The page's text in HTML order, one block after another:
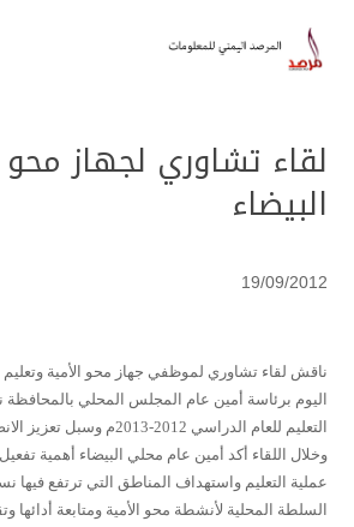
لقاء تشاوري لجهاز محو
البيضاء
19/09/2012
ناقش لقاء تشاوري لموظفي جهاز محو الأمية وتعليم
اليوم برئاسة أمين عام المجلس المحلي
التعليم للعام الدراسي 2012-2013م وسبل تعزيز الانضباط الوظيفي.
وخلال اللقاء أكد أمين عام محلي البيضاء أهمية
عملية التعليم واستهداف المناطق التي ترتفع فيها
السلطة المحلية لأنشطة محو الأمية ومتابعة أدائها